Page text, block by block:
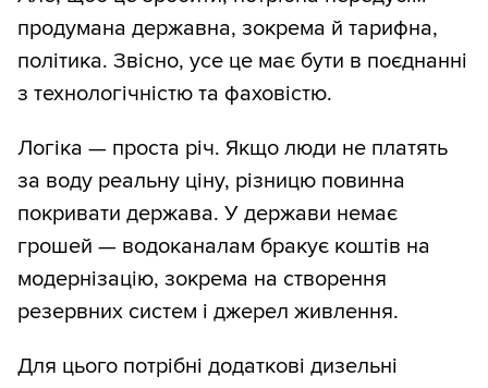
продумана державна, зокрема й тарифна,
політика. Звісно, усе це має бути в поєднанні
з технологічністю та фаховістю.
Логіка — проста річ. Якщо люди не платять
за воду реальну ціну, різницю повинна
покривати держава. У держави немає
грошей — водоканалам бракує коштів на
модернізацію, зокрема на створення
резервних систем і джерел живлення.
Для цього потрібні додаткові дизельні